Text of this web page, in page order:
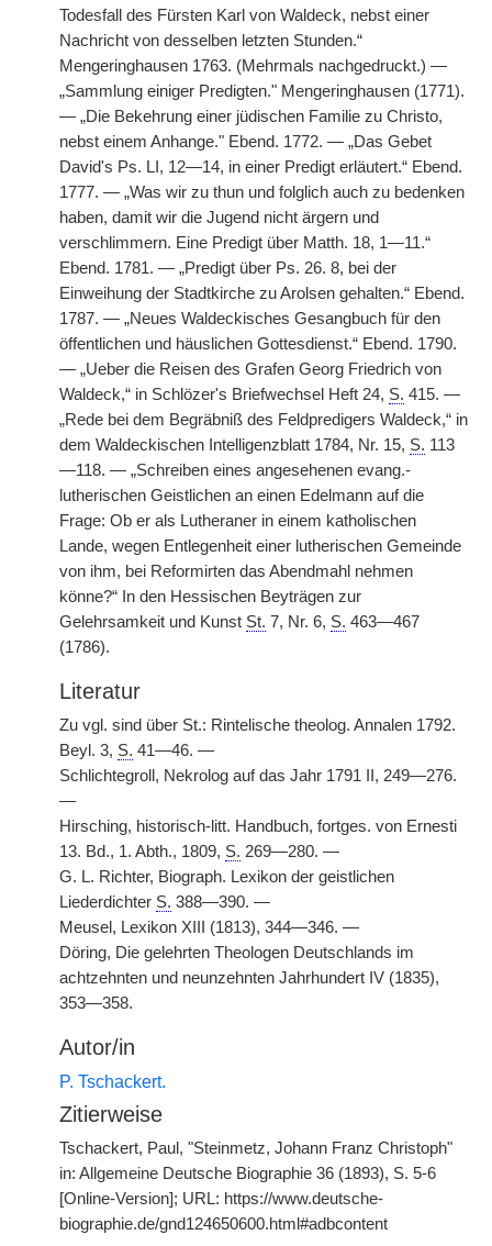
Todesfall des Fürsten Karl von Waldeck, nebst einer
Nachricht von desselben letzten Stunden.“
Mengeringhausen 1763. (Mehrmals nachgedruckt.) —
„Sammlung einiger Predigten." Mengeringhausen (1771).
— „Die Bekehrung einer jüdischen Familie zu Christo,
nebst einem Anhange." Ebend. 1772. — „Das Gebet
David's Ps. LI, 12—14, in einer Predigt erläutert.“ Ebend.
1777. — „Was wir zu thun und folglich auch zu bedenken
haben, damit wir die Jugend nicht ärgern und
verschlimmern. Eine Predigt über Matth. 18, 1—11.“
Ebend. 1781. — „Predigt über Ps. 26. 8, bei der
Einweihung der Stadtkirche zu Arolsen gehalten.“ Ebend.
1787. — „Neues Waldeckisches Gesangbuch für den
öffentlichen und häuslichen Gottesdienst.“ Ebend. 1790.
— „Ueber die Reisen des Grafen Georg Friedrich von
Waldeck,“ in Schlözer's Briefwechsel Heft 24, S. 415. —
„Rede bei dem Begräbniß des Feldpredigers Waldeck,“ in
dem Waldeckischen Intelligenzblatt 1784, Nr. 15, S. 113
—118. — „Schreiben eines angesehenen evang.-
lutherischen Geistlichen an einen Edelmann auf die
Frage: Ob er als Lutheraner in einem katholischen
Lande, wegen Entlegenheit einer lutherischen Gemeinde
von ihm, bei Reformirten das Abendmahl nehmen
könne?“ In den Hessischen Beyträgen zur
Gelehrsamkeit und Kunst St. 7, Nr. 6, S. 463—467
(1786).
Literatur
Zu vgl. sind über St.: Rintelische theolog. Annalen 1792.
Beyl. 3, S. 41—46. —
Schlichtegroll, Nekrolog auf das Jahr 1791 II, 249—276.
—
Hirsching, historisch-litt. Handbuch, fortges. von Ernesti
13. Bd., 1. Abth., 1809, S. 269—280. —
G. L. Richter, Biograph. Lexikon der geistlichen
Liederdichter S. 388—390. —
Meusel, Lexikon XIII (1813), 344—346. —
Döring, Die gelehrten Theologen Deutschlands im
achtzehnten und neunzehnten Jahrhundert IV (1835),
353—358.
Autor/in
P. Tschackert.
Zitierweise
Tschackert, Paul, "Steinmetz, Johann Franz Christoph"
in: Allgemeine Deutsche Biographie 36 (1893), S. 5-6
[Online-Version]; URL: https://www.deutsche-
biographie.de/gnd124650600.html#adbcontent